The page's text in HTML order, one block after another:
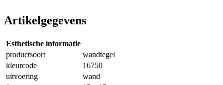
Artikelgegevens
Esthetische informatie
productsoort
wandtegel
kleurcode
16750
uitvoering
wand